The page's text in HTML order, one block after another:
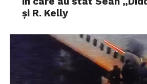
și R. Kelly